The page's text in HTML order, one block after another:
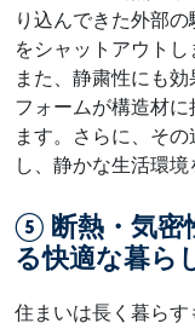
り込んできた外部
をシャットアウトし
また、静粛性にも効
フォームが構造材
ます。さらに、そ
し、静かな生活環境
⑤ 断熱・気密
る快適な暮ら
住まいは長く暮ら